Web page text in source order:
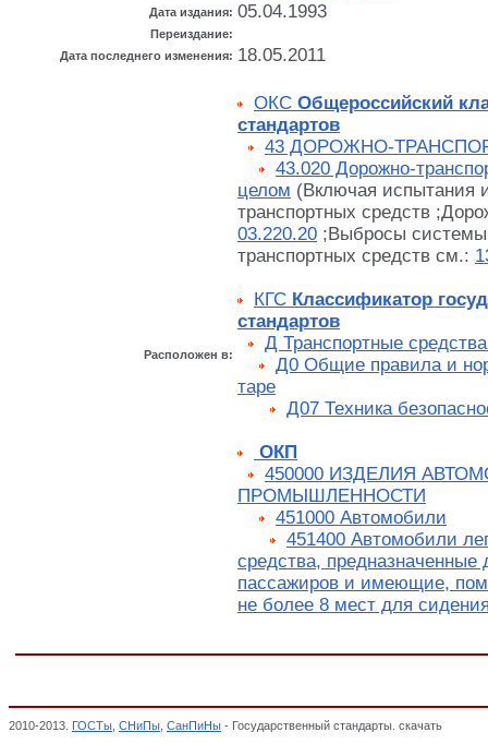
Дата издания: 05.04.1993
Переиздание:
Дата последнего изменения: 18.05.2011
Расположен в:
ОКС Общероссийский
стандартов
43 ДОРОЖНО-
43.020 Дорожно-
целом (Включая испытания
транспортных средств
03.220.20 ;Выбросы системы
транспортных средств см.:
КГС Классификатор
стандартов
Д Транспортные
Д0 Общие правила и
таре
Д07 Техника
ОКП
450000 ИЗДЕЛИЯ
ПРОМЫШЛЕННОСТИ
451000 Автомобили
451400 Автомобили
средства, предназначенные
пассажиров и имеющие,
не более 8 мест для
2010-2013. ГОСТы СНиПы СанПиНы - Государственный стандарты. скачать